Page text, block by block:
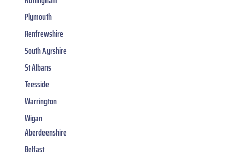
Plymouth
Renfrewshire
South Ayrshire
St Albans
Teesside
Warrington
Wigan
Aberdeenshire
Belfast